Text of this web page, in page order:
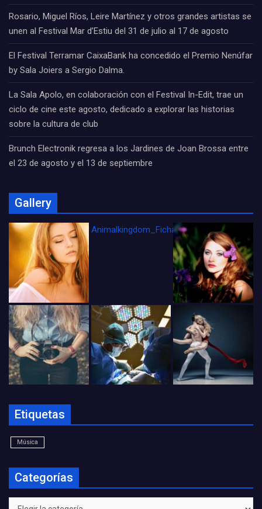
Rosario, Miguel Ríos, Leire Martínez y otros grandes artistas se
unen al Festival Mar d’Estiu del 31 de julio al 17 de agosto
El Festival Terramar CaixaBank ha concedido el Premio Nenúfar
by Sala Joiers a Sergio Dalma.
La Sala Apolo, en colaboración con el Festival In-Edit, trae un
ciclo de cine este agosto, dedicado a explorar las historias
sobre la cultura de club
Brunch Electronik regresa a los Jardines de Joan Brossa entre
el 23 de agosto y el 13 de septiembre
Gallery
Animalkingdom_FichaCine
Etiquetas
Música
Categorías
Categorías